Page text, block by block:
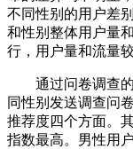
不同性别的用户差
和性别整体用户量
行，用户量和流量
通过问卷调查的
同性别发送调查问
推荐度四个方面。
指数最高。男性用